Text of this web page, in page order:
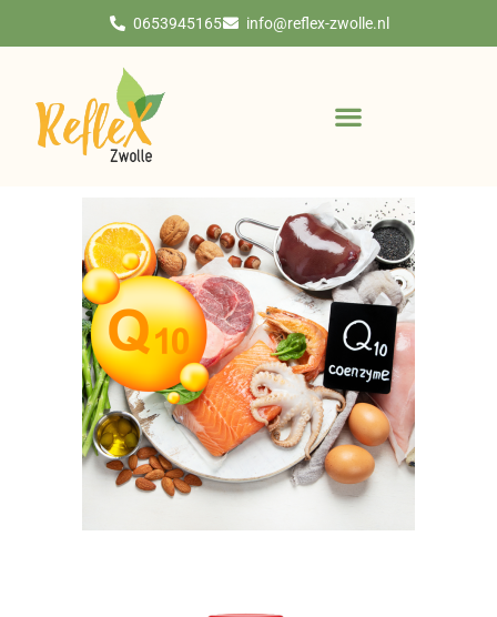
0653945165 info@reflex-zwolle.nl